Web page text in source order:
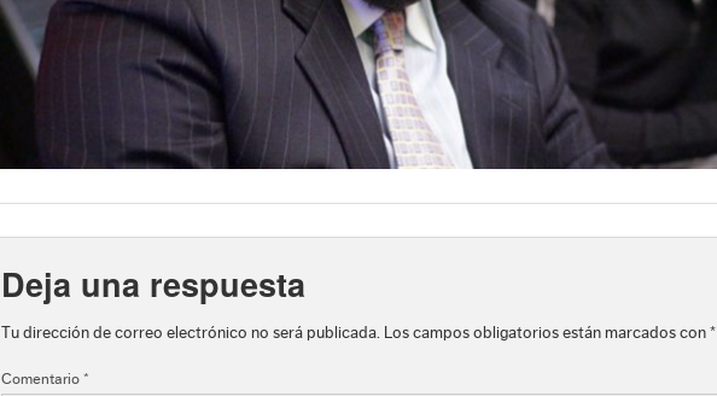
Deja una respuesta
Tu dirección de correo electrónico no será publicada. Los campos obligatorios están marcados con *
Comentario *